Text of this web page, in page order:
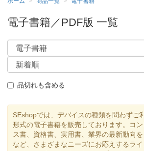
電子書籍／PDF版 一覧
品切れも含める
SEshopでは、デバイスの種類を問わずご
形式の電子書籍を販売しております。コ
ス書、資格書、実用書、業界の最新動向
など、さまざまなニーズにお応えするラ